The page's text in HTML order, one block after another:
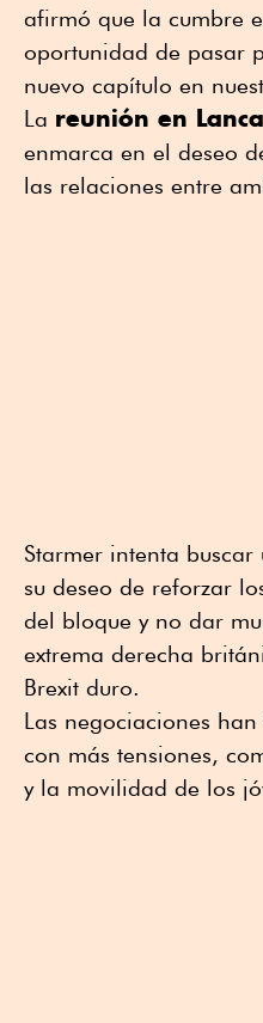
afirmó que la cumbre
oportunidad de pasar
nuevo capítulo en
La reunión en
enmarca en el deseo
las relaciones entre
Starmer intenta
su deseo de reforzar
del bloque y no dar
extrema derecha
Brexit duro.
Las negociaciones
con más tensiones,
y la movilidad de los